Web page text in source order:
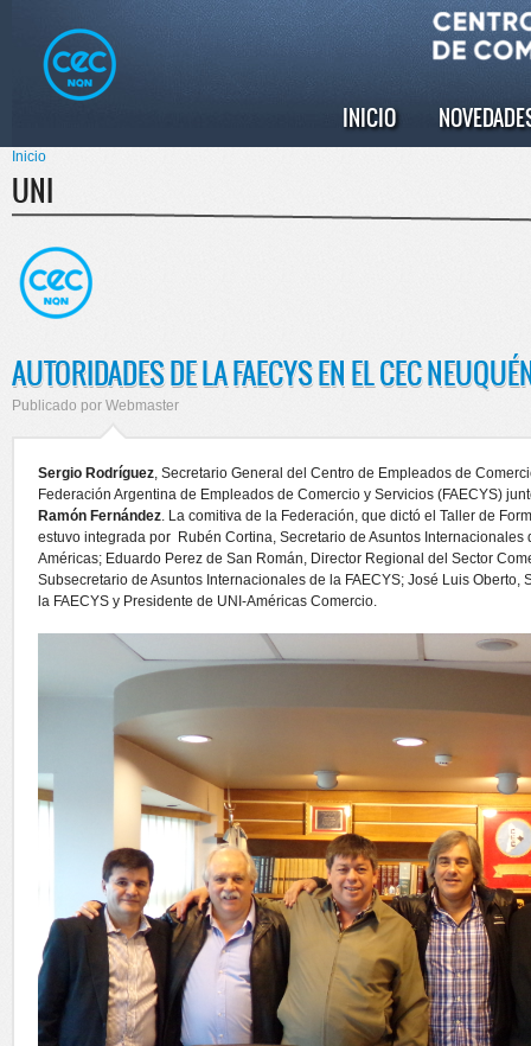
principal
Menú principal
INICIO
Se encuentra usted aquí
Inicio
UNI
AUTORIDADES DE LA FAECYS EN EL CEC
Publicado por Webmaster
Sergio Rodríguez, Secretario General del Centro de Empleados de
Federación Argentina de Empleados de Comercio y Servicios (FAECYS)
Ramón Fernández. La comitiva de la Federación, que dictó el Taller de
estuvo integrada por Rubén Cortina, Secretario de Asuntos Internacionales
Américas; Eduardo Perez de San Román, Director Regional del Sector
Subsecretario de Asuntos Internacionales de la FAECYS; José Luis
la FAECYS y Presidente de UNI-Américas Comercio.